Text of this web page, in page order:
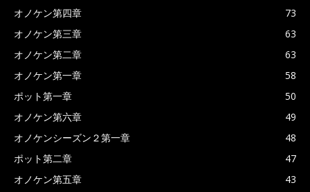
オノケン第四章
73
オノケン第三章
63
オノケン第二章
63
オノケン第一章
58
ポット第一章
50
オノケン第六章
49
オノケンシーズン２第一章
48
ポット第二章
47
オノケン第五章
43